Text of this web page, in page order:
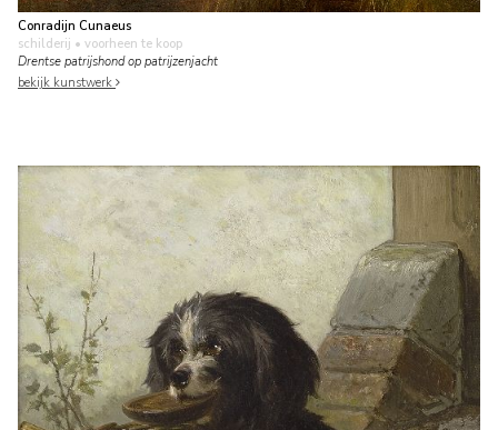
Conradijn Cunaeus
schilderij • voorheen te koop
Drentse patrijshond op patrijzenjacht
bekijk kunstwerk